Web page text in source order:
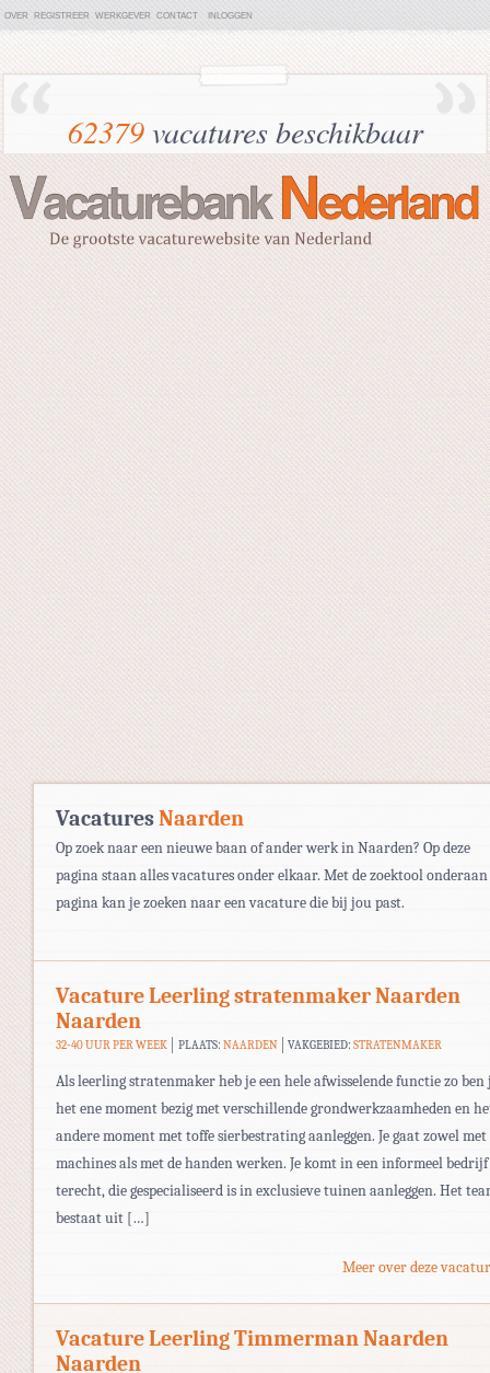
OVER REGISTREER WERKGEVER CONTACT INLOGGEN
62379vacatures beschikbaar
VacaturesNaarden
Op zoek naar een nieuwe baan of ander werk in Naarden? Op deze
pagina staan alles vacatures onder elkaar. Met de zoektool onderaan
pagina kan je zoeken naar een vacature die bij jou past.
Vacature Leerling stratenmaker Naarden
Naarden
32-40 UUR PER WEEK PLAATS: NAARDEN VAKGEBIED:STRATENMAKER
Als leerling stratenmaker heb je een hele afwisselende functie zo ben
het ene moment bezig met verschillende grondwerkzaamheden en
andere moment met toffe sierbestrating aanleggen. Je gaat zowel met
machines als met de handen werken. Je komt in een informeel bedrijf
terecht, die gespecialiseerd is in exclusieve tuinen aanleggen. Het
bestaat uit […]
Meer over deze
Vacature Leerling Timmerman Naarden
Naarden